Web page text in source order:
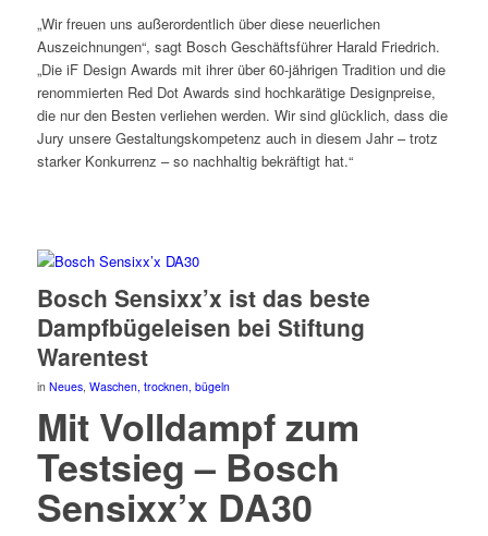
„Wir freuen uns außerordentlich über diese neuerlichen
Auszeichnungen“, sagt Bosch Geschäftsführer Harald Friedrich.
„Die iF Design Awards mit ihrer über 60-jährigen Tradition und die
renommierten Red Dot Awards sind hochkarätige Designpreise,
die nur den Besten verliehen werden. Wir sind glücklich, dass die
Jury unsere Gestaltungskompetenz auch in diesem Jahr – trotz
starker Konkurrenz – so nachhaltig bekräftigt hat.“
Bosch Sensixx’x ist das beste
Dampfbügeleisen bei Stiftung
Warentest
in Neues, Waschen, trocknen, bügeln
Mit Volldampf zum
Testsieg – Bosch
Sensixx’x DA30